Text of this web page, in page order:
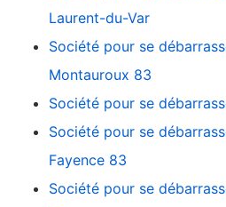
Laurent-du-Var
Société pour se
Montauroux 83
Société pour se
Société pour se
Fayence 83
Société pour se